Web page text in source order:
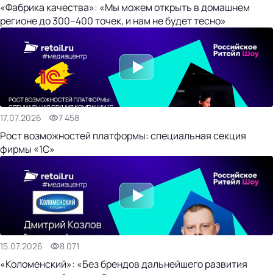
«Фабрика качества»: «Мы можем открыть в домашнем
регионе до 300–400 точек, и нам не будет тесно»
17.07.2026 7 458
Рост возможностей платформы: специальная секция
фирмы «1С»
15.07.2026 8 071
«Коломенский»: «Без брендов дальнейшего развития